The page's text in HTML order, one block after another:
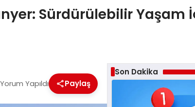
Sürdürülebilir Yaşam
Yapıldı Paylaş
Son Dakika